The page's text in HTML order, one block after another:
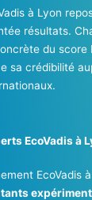
à Lyon
résultats.
du score
sa crédibilité
EcoVadis à
EcoVadis